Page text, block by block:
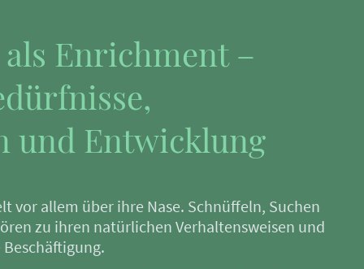
Enrichment –
und Entwicklung
vor allem über ihre Nase. Schnüffeln, Suchen
zu ihren natürlichen Verhaltensweisen und